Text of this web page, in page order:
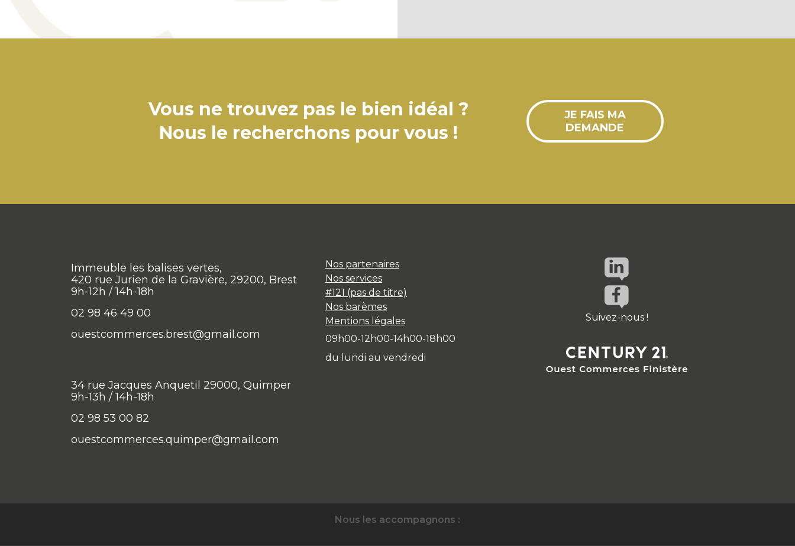
Vous ne trouvez pas le bien idéal ?
Nous le recherchons pour vous !
JE FAIS MA
DEMANDE
Immeuble les balises vertes,
420 rue Jurien de la Gravière, 29200, Brest
9h-12h / 14h-18h
02 98 46 49 00
ouestcommerces.brest@gmail.com
34 rue Jacques Anquetil 29000, Quimper
9h-13h / 14h-18h
02 98 53 00 82
ouestcommerces.quimper@gmail.com
Nos partenaires
Nos services
#121 (pas de titre)
Nos barèmes
Mentions légales
09h00-12h00-14h00-18h00
du lundi au vendredi
Suivez-nous !
Nous les accompagnons :